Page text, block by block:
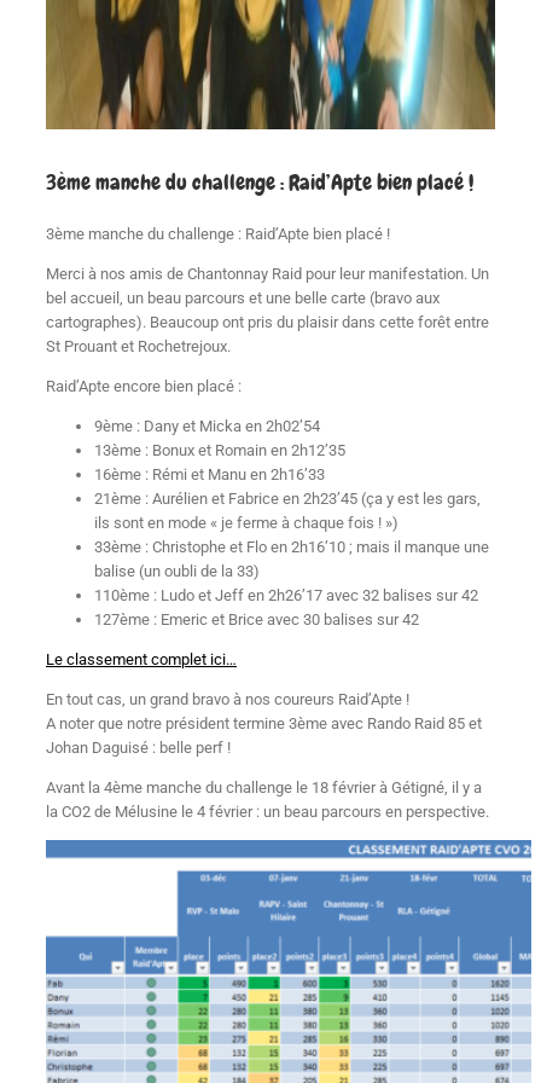
3ème manche du challenge : Raid’Apte bien placé !
3ème manche du challenge : Raid’Apte bien placé !
Merci à nos amis de Chantonnay Raid pour leur manifestation. Un
bel accueil, un beau parcours et une belle carte (bravo aux
cartographes). Beaucoup ont pris du plaisir dans cette forêt entre
St Prouant et Rochetrejoux.
Raid’Apte encore bien placé :
9ème : Dany et Micka en 2h02’54
13ème : Bonux et Romain en 2h12’35
16ème : Rémi et Manu en 2h16’33
21ème : Aurélien et Fabrice en 2h23’45 (ça y est les gars,
ils sont en mode « je ferme à chaque fois ! »)
33ème : Christophe et Flo en 2h16’10 ; mais il manque une
balise (un oubli de la 33)
110ème : Ludo et Jeff en 2h26’17 avec 32 balises sur 42
127ème : Emeric et Brice avec 30 balises sur 42
Le classement complet ici…
En tout cas, un grand bravo à nos coureurs Raid’Apte !
A noter que notre président termine 3ème avec Rando Raid 85 et
Johan Daguisé : belle perf !
Avant la 4ème manche du challenge le 18 février à Gétigné, il y a
la CO2 de Mélusine le 4 février : un beau parcours en perspective.